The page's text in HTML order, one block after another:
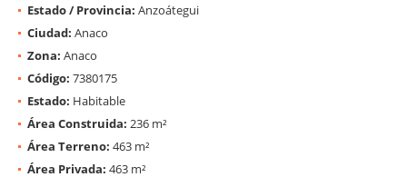
Estado / Provincia: Anzoátegui
Ciudad: Anaco
Zona: Anaco
Código: 7380175
Estado: Habitable
Área Construida: 236 m²
Área Terreno: 463 m²
Área Privada: 463 m²